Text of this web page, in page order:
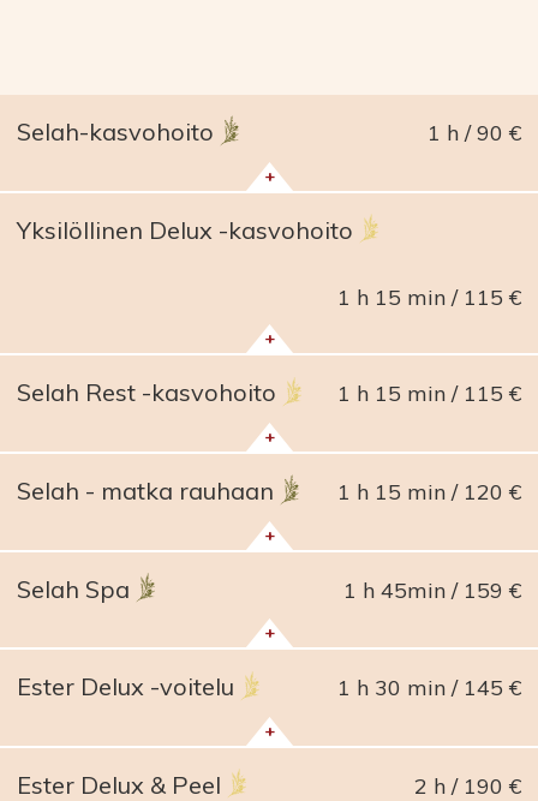
Selah-kasvohoito 1 h 90 €
+
Yksilöllinen Delux -kasvohoito
1 h 15 min 115 €
+
Selah Rest -kasvohoito 1 h 15 min 115 €
+
Selah - matka rauhaan 1 h 15 min 120 €
+
Selah Spa 1 h 45min 159 €
+
Ester Delux -voitelu 1 h 30 min 145 €
+
Ester Delux & Peel 2 h 190 €